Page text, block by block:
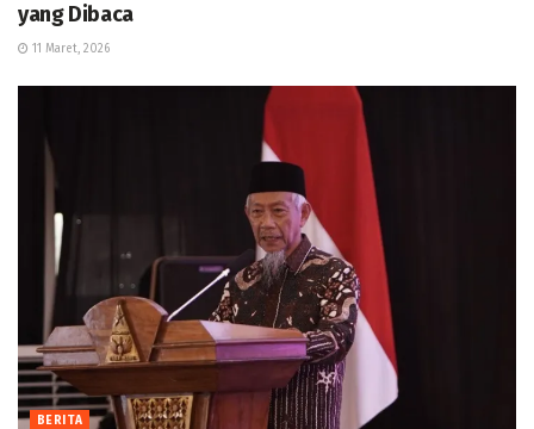
yang Dibaca
11 Maret, 2026
BERITA